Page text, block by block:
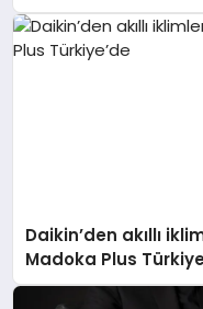
Daikin’den akıllı
Madoka Plus